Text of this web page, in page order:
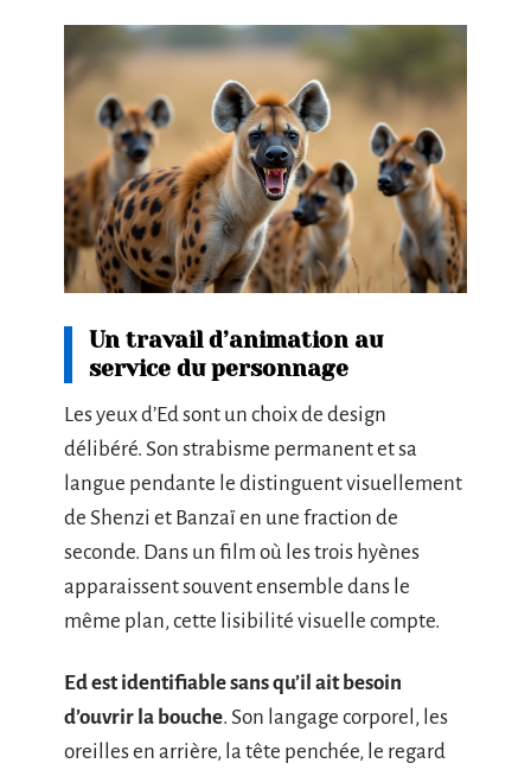
Un travail d’animation au
service du personnage
Les yeux d’Ed sont un choix de design
délibéré. Son strabisme permanent et sa
langue pendante le distinguent visuellement
de Shenzi et Banzaï en une fraction de
seconde. Dans un film où les trois hyènes
apparaissent souvent ensemble dans le
même plan, cette lisibilité visuelle compte.
Ed est identifiable sans qu’il ait besoin
d’ouvrir la bouche. Son langage corporel, les
oreilles en arrière, la tête penchée, le regard